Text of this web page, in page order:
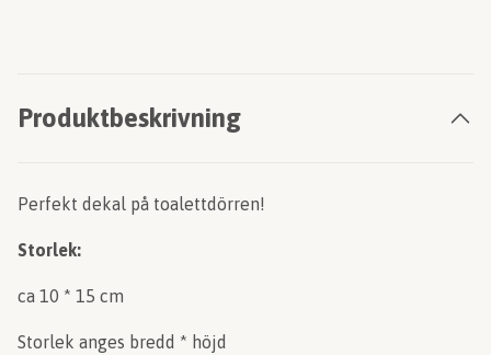
Produktbeskrivning
Perfekt dekal på toalettdörren!
Storlek:
ca 10 * 15 cm
Storlek anges bredd * höjd